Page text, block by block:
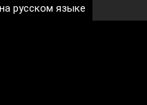
русском языке